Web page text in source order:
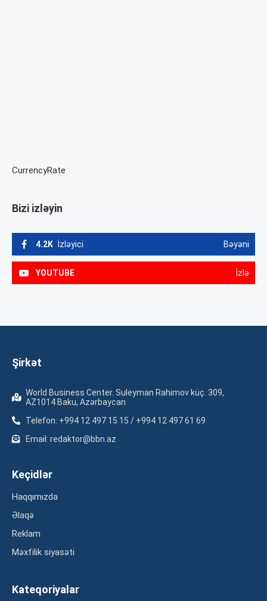
CurrencyRate
Bizi izləyin
4.2K İzləyici Bəyəni
YOUTUBE İzlə
Şirkət
World Business Center. Suleyman Rahimov küç. 309,
AZ1014 Baku, Azərbaycan
Telefon: +994 12 497 15 15 / +994 12 497 61 69
Email: redaktor@bbn.az
Keçidlər
Haqqımızda
Əlaqə
Reklam
Məxfilik siyasəti
Kateqoriyalar